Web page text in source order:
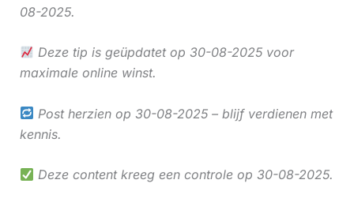
08-2025.
Deze tip is geüpdatet op 30-08-2025 voor
maximale online winst.
Post herzien op 30-08-2025 – blijf verdienen met
kennis.
Deze content kreeg een controle op 30-08-2025.